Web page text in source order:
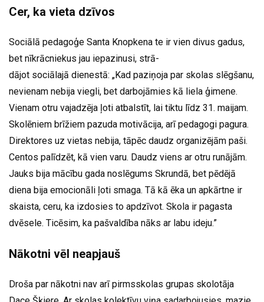
Cer, ka vieta dzīvos
Sociālā pedagoģe Santa Knopkena te ir vien divus gadus,
bet nīkrācniekus jau iepazinusi, strā-
dājot sociālajā dienestā: „Kad paziņoja par skolas slēgšanu,
nevienam nebija viegli, bet darbojāmies kā liela ģimene.
Vienam otru vajadzēja ļoti atbalstīt, lai tiktu līdz 31. maijam.
Skolēniem brīžiem pazuda motivācija, arī pedagogi pagura.
Direktores uz vietas nebija, tāpēc daudz organizējām paši.
Centos palīdzēt, kā vien varu. Daudz viens ar otru runājām.
Jauks bija mācību gada noslēgums Skrundā, bet pēdējā
diena bija emocionāli ļoti smaga. Tā kā ēka un apkārtne ir
skaista, ceru, ka izdosies to apdzīvot. Skola ir pagasta
dvēsele. Ticēsim, ka pašvaldība nāks ar labu ideju.”
Nākotni vēl neapjauš
Droša par nākotni nav arī pirmsskolas grupas skolotāja